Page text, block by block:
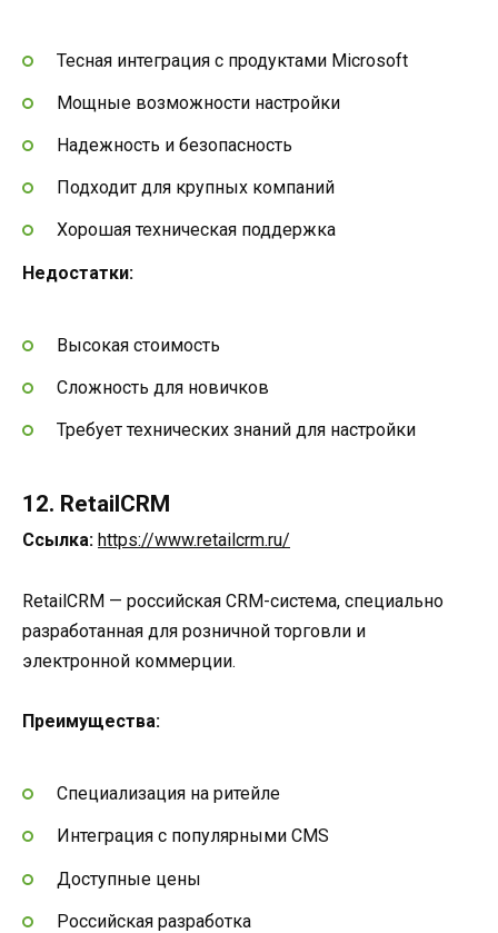
Тесная интеграция с продуктами Microsoft
Мощные возможности настройки
Надежность и безопасность
Подходит для крупных компаний
Хорошая техническая поддержка
Недостатки:
Высокая стоимость
Сложность для новичков
Требует технических знаний для настройки
12. RetailCRM
Ссылка: https://www.retailcrm.ru/
RetailCRM — российская CRM-система, специально
разработанная для розничной торговли и
электронной коммерции.
Преимущества:
Специализация на ритейле
Интеграция с популярными CMS
Доступные цены
Российская разработка